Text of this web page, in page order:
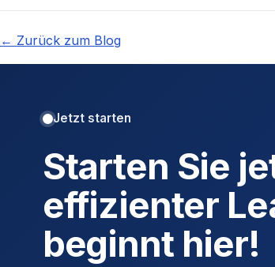
← Zurück zum Blog
Jetzt starten
Starten Sie
effizienter
beginnt hier!